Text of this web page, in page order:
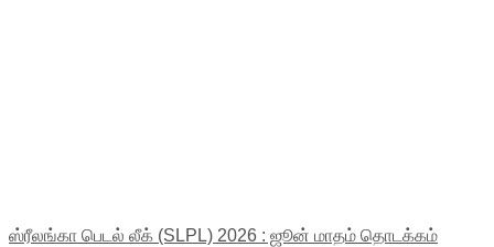
ஸ்ரீலங்கா பெடல் லீக் (SLPL) 2026 : ஜூன் மாதம் தொடக்கம்